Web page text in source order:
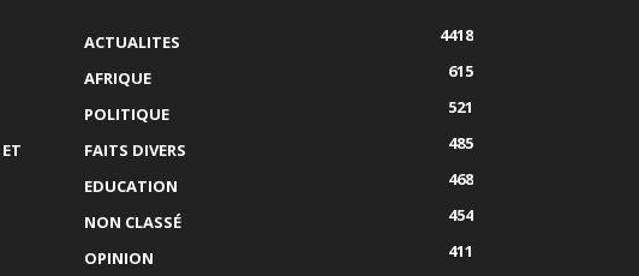
ACTUALITES
4418
AFRIQUE
615
POLITIQUE
521
FAITS DIVERS
485
EDUCATION
468
NON CLASSÉ
454
OPINION
411